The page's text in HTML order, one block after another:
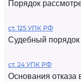
Порядок
ст. 125 УПК РФ
Судебный
ст. 24 УПК РФ
Основания отказа